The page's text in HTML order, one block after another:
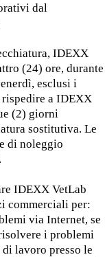
dal
IDEXX
(24) ore, durante
esclusi i
a IDEXX
(2) giorni
sostitutiva. Le
di noleggio
IDEXX VetLab
commerciali per:
via Internet, se
i problemi
lavoro presso le